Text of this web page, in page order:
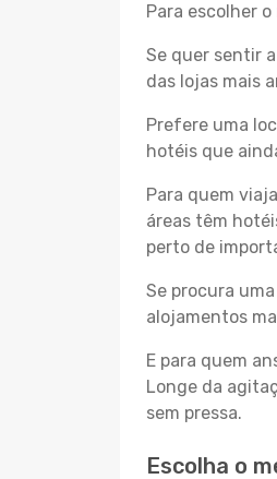
Para escolher
Se quer sentir
das lojas mais
Prefere uma
hotéis que
Para quem
áreas têm
perto de
Se procura
alojamentos
E para quem
Longe da
sem pressa.
Escolha o